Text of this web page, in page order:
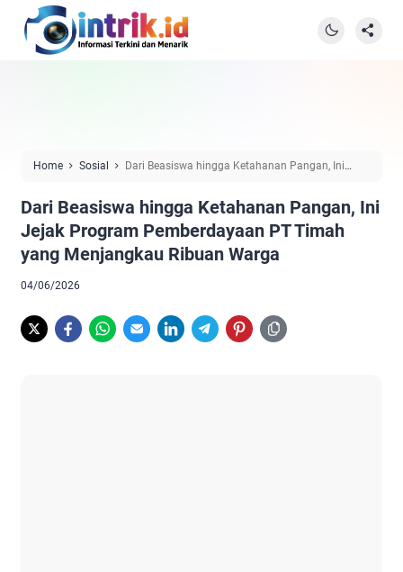
Home Sosial
Dari Beasiswa hingga Ketahanan Pangan, Ini
Warga
Dari Beasiswa hingga Ketahanan Pangan, Ini
Jejak Program Pemberdayaan PT Timah
yang Menjangkau Ribuan Warga
04/06/2026